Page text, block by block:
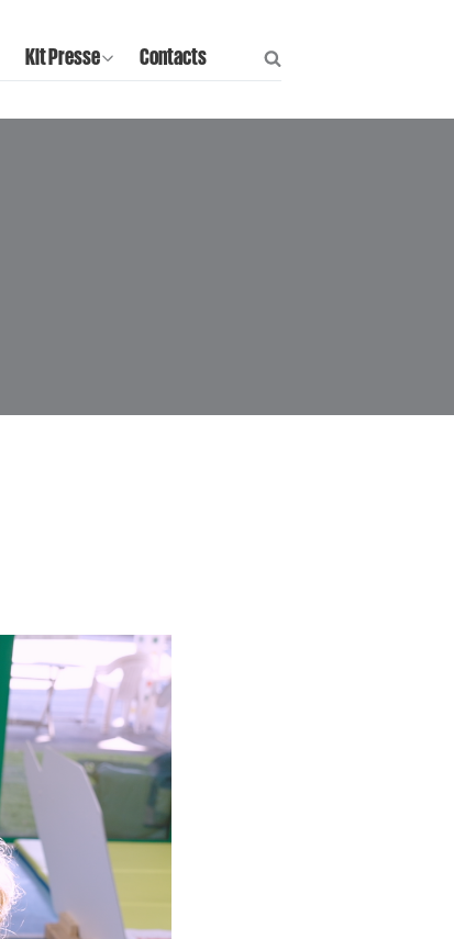
Kit Presse Contacts